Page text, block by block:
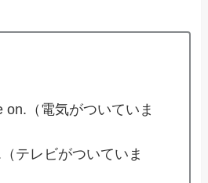
on.（電気がついていま
テレビがついていま